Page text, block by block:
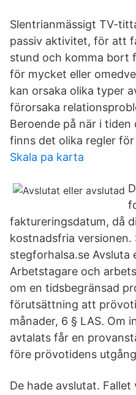
Slentrianmässigt TV-
passiv aktivitet, för att
stund och komma bort
för mycket eller
kan orsaka olika typer
förorsaka
Beroende på när i
finns det olika regler
Skala pa karta
faktureringsdatum, då
kostnadsfria versionen.
stegforhalsa.se Avsluta
Arbetstagare och
om en tidsbegränsad
förutsättning att
månader, 6 § LAS. Om
avtalats får en
före prövotidens
De hade avslutat.